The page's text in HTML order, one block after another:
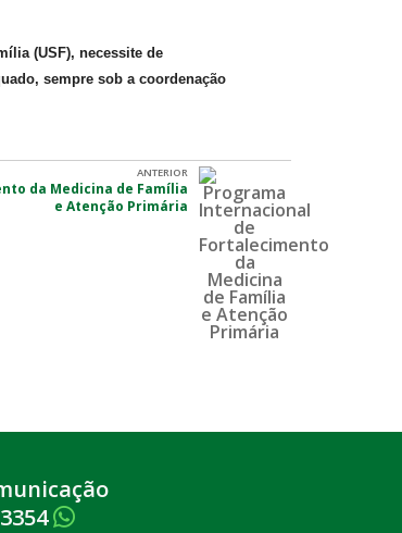
(USF), necessite de
sempre sob a coordenação
ANTERIOR
da Medicina de Família
e Atenção Primária